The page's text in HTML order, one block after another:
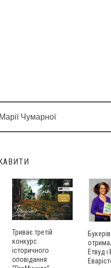
Чумарної
Триває третій
конкурс
історичного
оповідання
Етвуд